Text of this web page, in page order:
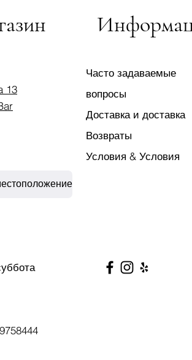
13
Часто задаваемые
вопросы
Доставка и доставка
Возвраты
Условия & Условия